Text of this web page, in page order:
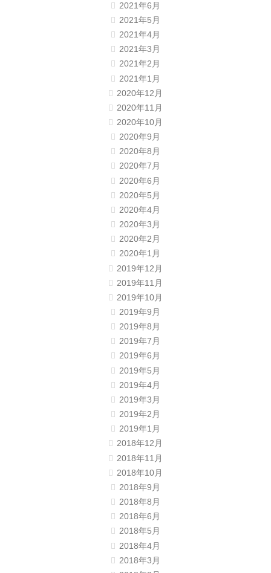
2021年6月
2021年5月
2021年4月
2021年3月
2021年2月
2021年1月
2020年12月
2020年11月
2020年10月
2020年9月
2020年8月
2020年7月
2020年6月
2020年5月
2020年4月
2020年3月
2020年2月
2020年1月
2019年12月
2019年11月
2019年10月
2019年9月
2019年8月
2019年7月
2019年6月
2019年5月
2019年4月
2019年3月
2019年2月
2019年1月
2018年12月
2018年11月
2018年10月
2018年9月
2018年8月
2018年6月
2018年5月
2018年4月
2018年3月